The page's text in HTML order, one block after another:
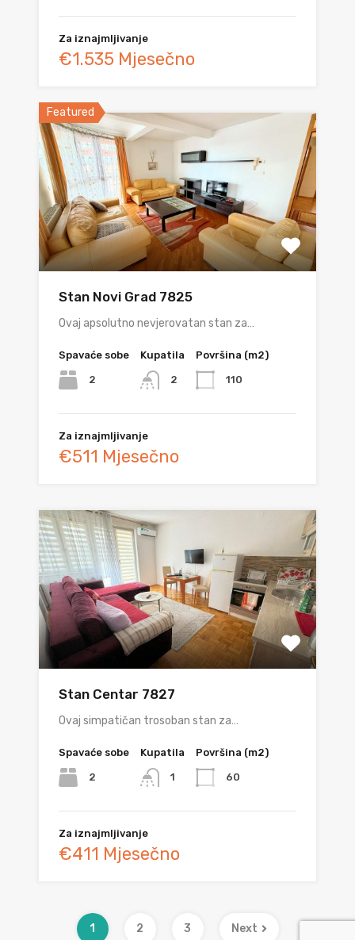
Za iznajmljivanje
€1.535 Mjesečno
Featured
Stan Novi Grad 7825
Ovaj apsolutno nevjerovatan stan za…
Spavaće sobe
2
Kupatila
2
Površina (m2)
110
Za iznajmljivanje
€511 Mjesečno
Stan Centar 7827
Ovaj simpatičan trosoban stan za…
Spavaće sobe
2
Kupatila
1
Površina (m2)
60
Za iznajmljivanje
€411 Mjesečno
1 2 3 Next